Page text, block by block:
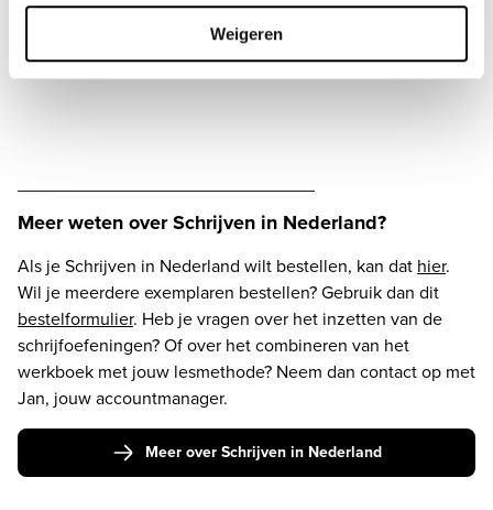
Weigeren
Meer weten over Schrijven in Nederland?
Als je Schrijven in Nederland wilt bestellen, kan dat hier.
bestelformulier. Heb je vragen over het inzetten van de
schrijfoefeningen? Of over het combineren van het
werkboek met jouw lesmethode? Neem dan contact op met
Jan, jouw accountmanager.
Meer over Schrijven in Nederland